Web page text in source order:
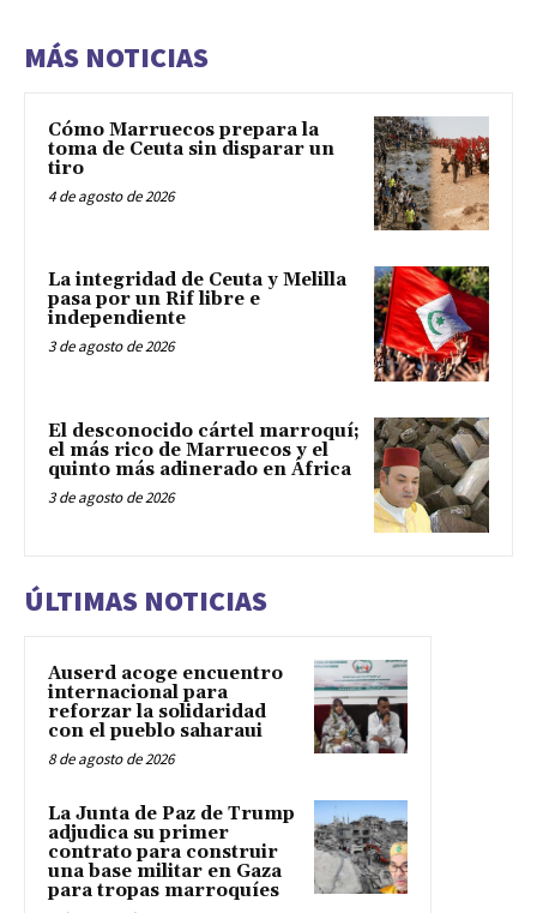
MÁS NOTICIAS
Cómo Marruecos prepara la
toma de Ceuta sin disparar un
tiro
4 de agosto de 2026
La integridad de Ceuta y Melilla
pasa por un Rif libre e
independiente
3 de agosto de 2026
El desconocido cártel marroquí;
el más rico de Marruecos y el
quinto más adinerado en África
3 de agosto de 2026
ÚLTIMAS NOTICIAS
Auserd acoge encuentro
internacional para
reforzar la solidaridad
con el pueblo saharaui
8 de agosto de 2026
La Junta de Paz de Trump
adjudica su primer
contrato para construir
una base militar en Gaza
para tropas marroquíes